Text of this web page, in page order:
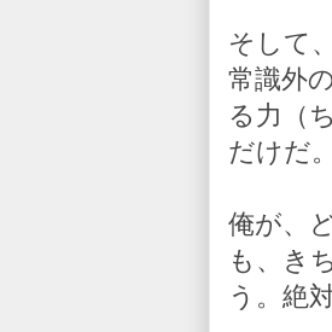
そして
常識外
る力（
だけだ。
俺が、
も、き
う。絶